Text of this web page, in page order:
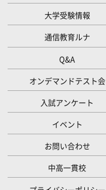
大学受験情報
通信教育ルナ
Q&A
オンデマンドテスト会
入試アンケート
イベント
お問い合わせ
中高一貫校